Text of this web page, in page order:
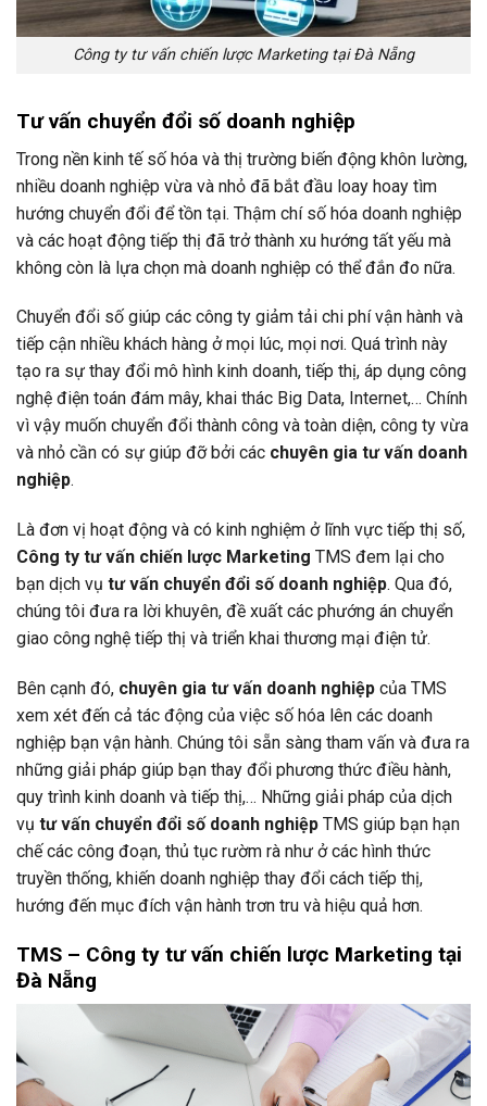
Công ty tư vấn chiến lược Marketing tại Đà Nẵng
Tư vấn chuyển đổi số doanh nghiệp
Trong nền kinh tế số hóa và thị trường biến động khôn lường,
nhiều doanh nghiệp vừa và nhỏ đã bắt đầu loay hoay tìm
hướng chuyển đổi để tồn tại. Thậm chí số hóa doanh nghiệp
và các hoạt động tiếp thị đã trở thành xu hướng tất yếu mà
không còn là lựa chọn mà doanh nghiệp có thể đắn đo nữa.
Chuyển đổi số giúp các công ty giảm tải chi phí vận hành và
tiếp cận nhiều khách hàng ở mọi lúc, mọi nơi. Quá trình này
tạo ra sự thay đổi mô hình kinh doanh, tiếp thị, áp dụng công
nghệ điện toán đám mây, khai thác Big Data, Internet,… Chính
vì vậy muốn chuyển đổi thành công và toàn diện, công ty vừa
và nhỏ cần có sự giúp đỡ bởi các chuyên gia tư vấn doanh
nghiệp.
Là đơn vị hoạt động và có kinh nghiệm ở lĩnh vực tiếp thị số,
Công ty tư vấn chiến lược Marketing TMS đem lại cho
bạn dịch vụ tư vấn chuyển đổi số doanh nghiệp. Qua đó,
chúng tôi đưa ra lời khuyên, đề xuất các phướng án chuyển
giao công nghệ tiếp thị và triển khai thương mại điện tử.
Bên cạnh đó, chuyên gia tư vấn doanh nghiệp của TMS
xem xét đến cả tác động của việc số hóa lên các doanh
nghiệp bạn vận hành. Chúng tôi sẵn sàng tham vấn và đưa ra
những giải pháp giúp bạn thay đổi phương thức điều hành,
quy trình kinh doanh và tiếp thị,… Những giải pháp của dịch
vụ tư vấn chuyển đổi số doanh nghiệp TMS giúp bạn hạn
chế các công đoạn, thủ tục rườm rà như ở các hình thức
truyền thống, khiến doanh nghiệp thay đổi cách tiếp thị,
hướng đến mục đích vận hành trơn tru và hiệu quả hơn.
TMS – Công ty tư vấn chiến lược Marketing tại
Đà Nẵng